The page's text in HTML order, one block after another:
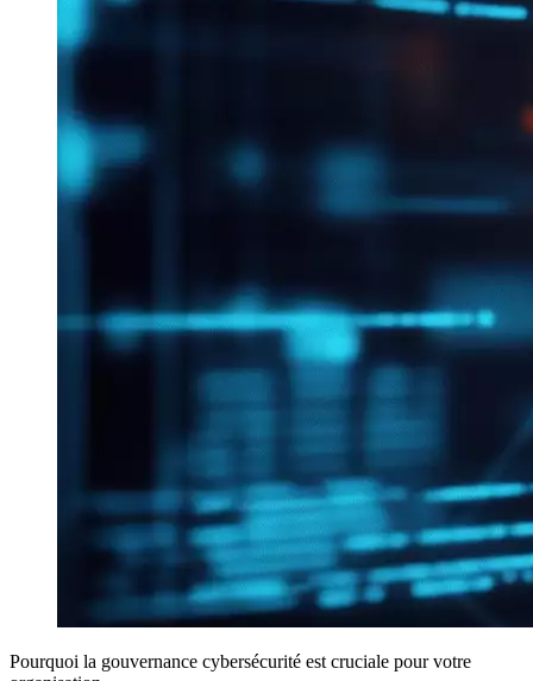
Pourquoi la gouvernance cybersécurité est cruciale pour votre